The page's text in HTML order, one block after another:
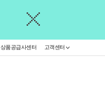
상품공급사센터 고객센터